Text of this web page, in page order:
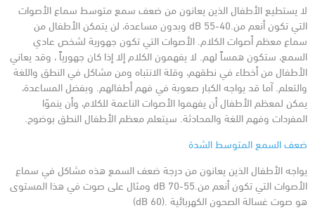
لا يستطيع الأطفال الذين يعانون من ضعف سمع متوسط سماع الأصوات
التي تكون أنعم من.dB 55-40
وبدون مساعدة، لن يتمكن الأطفال من
سماع معظم أصوات الكلام. الأصوات التي تكون جهورية لشخص عادي
السمع، ستكون همساً لهم. لا يفهمون الكلام إلا إذا كان جهورياً ، وقد يعاني
الأطفال من أخطاء في نطقهم، وقلة الانتباه ومن مشاكل في النطق واللغة
والتعلم. آما قد يواجه الكبار صعوبة في فهم أطفالهم. وبفضل المساعدة،
يمكن لمعظم الأطفال أن يفهموا الأصوات الناعمة للكلام، وأن ينموّا
المفردات وفهم اللغة والمحادثة. سيتعلم معظم الأطفال النطق بوضوح.
ضعف السمع المتوسط الشدة
يواجه الأطفال الذين يعانون من درجة ضعف السمع هذه مشاكل في سماع
الأصوات التي تكون أنعم من.dB 70-55 ومثال على صوت في هذا المستوى
هو صوت غسالة الصحون الكهربائية .(dB 60)